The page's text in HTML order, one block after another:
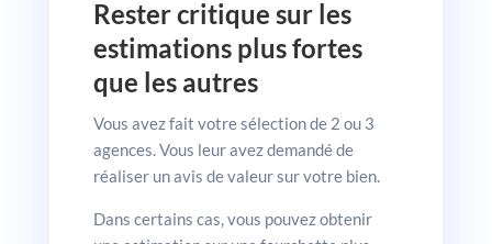
Rester critique sur les
estimations plus fortes
que les autres
Vous avez fait votre sélection de 2 ou 3
agences. Vous leur avez demandé de
réaliser un avis de valeur sur votre bien.
Dans certains cas, vous pouvez obtenir